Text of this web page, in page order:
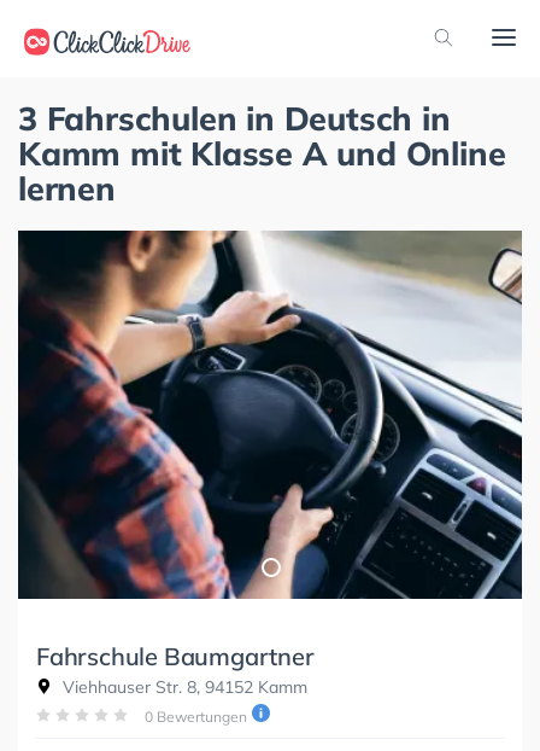
3 Fahrschulen in Deutsch in
Kamm mit Klasse A und Online
lernen
Fahrschule Baumgartner
Viehhauser Str. 8, 94152 Kamm
0 Bewertungen